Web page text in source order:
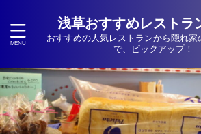
浅草おすすめレストラ
おすすめの人気レストランから隠れ家
で、ピックアップ！